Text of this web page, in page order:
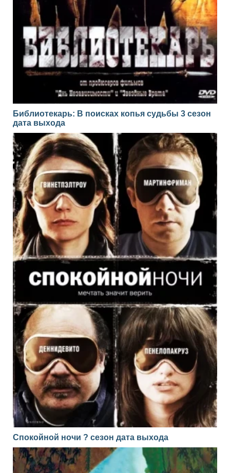
Библиотекарь: В поисках копья судьбы 3 сезон
дата выхода
Спокойной ночи ? сезон дата выхода